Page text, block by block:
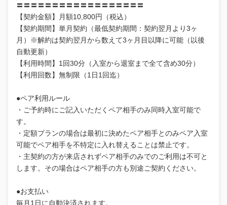
〓〓〓〓〓〓〓〓〓〓〓〓〓〓〓〓〓〓
【契約金額】月額10,800円（税込）
【契約期間】単月契約（最低契約期間：契約翌月より3ヶ
月）※解約は契約翌月から数えて3ヶ月目以降に可能（以後
自動更新）
【利用時間】1回30分（入室から退室まで全て含め30分）
【利用回数】無制限（1日1回迄）
●ペア利用ルール
・ご予約時にご記入いただくペア相手のみ同時入室可能で
す。
・定額プランの場合は最初に決めたペア相手とのみペア入室
可能でペア相手を不特定に入れ替えることは禁止です。
・主契約の方が来店されずペア相手のみでのご利用は不可と
します。その場合はペア相手の方も別途ご契約ください。
●お支払い
毎月1日に自動決済されます。